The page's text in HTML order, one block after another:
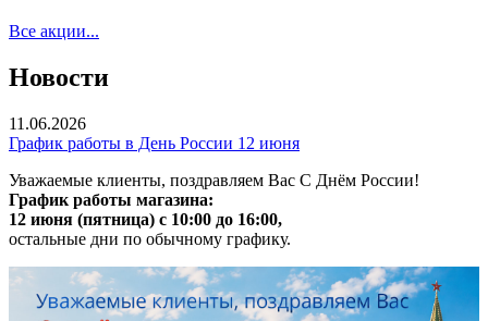
Все акции...
Новости
11.06.2026
График работы в День России 12 июня
Уважаемые клиенты, поздравляем Вас С Днём России!
График работы магазина:
12 июня (пятница) с 10:00 до 16:00,
остальные дни по обычному графику.